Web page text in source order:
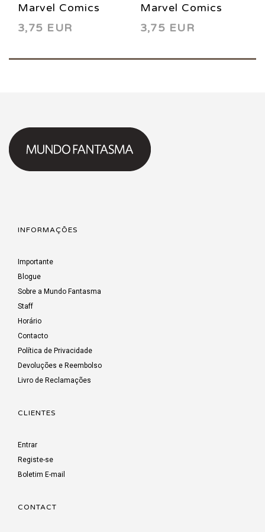
Marvel Comics
Presents 113
3,75 EUR
Marvel Comics
Presents 115
3,75 EUR
INFORMAÇÕES
Importante
Blogue
Sobre a Mundo Fantasma
Staff
Horário
Contacto
Política de Privacidade
Devoluções e Reembolso
Livro de Reclamações
CLIENTES
Entrar
Registe-se
Boletim E-mail
CONTACT